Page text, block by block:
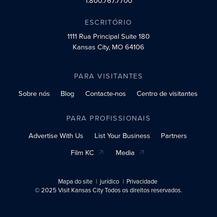
ESCRITÓRIO
1111 Rua PrincipalSuite 180
Kansas City, MO 64106
PARA VISITANTES
Sobre nós
Blog Contacte-nos Centro de visitantes
PARA PROFISSIONAIS
Advertise With Us
List Your Business
Partners
Film KC
Media
Mapa do site jurídico
Privacidade
© 2025 Visit Kansas City Todos os direitos reservados.